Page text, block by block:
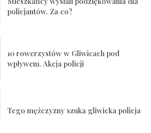
policjantów. Za co?
10 rowerzystów w Gliwicach pod
wpływem. Akcja policji
Tego mężczyzny szuka gliwicka policja